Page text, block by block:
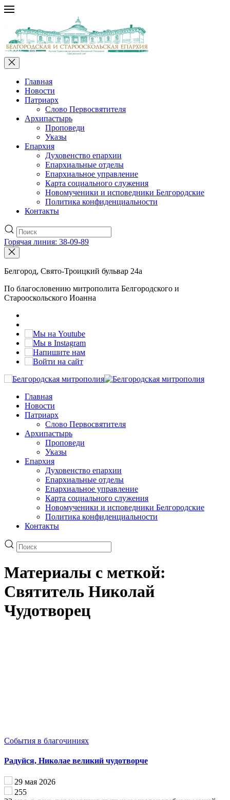
Главная
Новости
Патриарх
Слово Первосвятителя
Архипастырь
Проповеди
Указы
Епархия
Духовенство епархии
Епархиальные отделы
Епархиальное управление
Карта социального служения
Новомученики и исповедники Белгородские
Политика конфиденциальности
Контакты
Горячая линия: 38-09-89
Белгород, Свято-Троицкий бульвар 24а
По благословению митрополита Белгородского и
Старооскольского Иоанна
Главная
Новости
Патриарх
Слово Первосвятителя
Архипастырь
Проповеди
Указы
Епархия
Духовенство епархии
Епархиальные отделы
Епархиальное управление
Карта социального служения
Новомученики и исповедники Белгородские
Политика конфиденциальности
Контакты
Материалы с меткой:
Святитель Николай
Чудотворец
События в благочиниях
Радуйся, Николае великий чудотворче
29 мая 2026
255